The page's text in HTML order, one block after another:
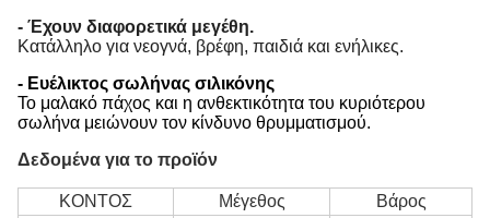
- Έχουν διαφορετικά μεγέθη.
Κατάλληλο για νεογνά, βρέφη, παιδιά και ενήλικες.
- Ευέλικτος σωλήνας σιλικόνης
Το μαλακό πάχος και η ανθεκτικότητα του κυριότερου
σωλήνα μειώνουν τον κίνδυνο θρυμματισμού.
Δεδομένα για το προϊόν
ΚΟΝΤΟΣ Μέγεθος
Βάρος